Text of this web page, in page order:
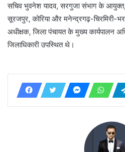
सचिव भुवनेश यादव, सरगुजा संभाग के आयुक्त,
सूरजपुर, कोरिया और मनेन्द्रगढ़-चिरमिरी-
अधीक्षक, जिला पंचायत के मुख्य कार्यपालन
जिलाधिकारी उपस्थित थे।